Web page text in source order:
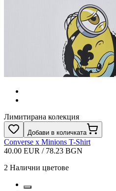
Лимитирана колекция
Добави в количката
Converse x Minions T-Shirt
40.00 EUR / 78.23 BGN
2 Налични цветове